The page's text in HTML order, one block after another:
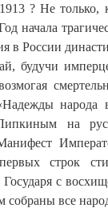
? Не только,
начала
в России
будучи
на
строк
с
собраны все